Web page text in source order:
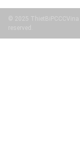
© 2025
reserved.